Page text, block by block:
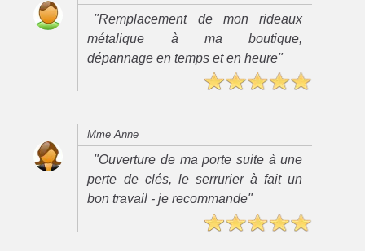
"Remplacement de mon rideaux
métalique à ma boutique,
dépannage en temps et en heure"
Mme Anne
"Ouverture de ma porte suite à une
perte de clés, le serrurier à fait un
bon travail - je recommande"